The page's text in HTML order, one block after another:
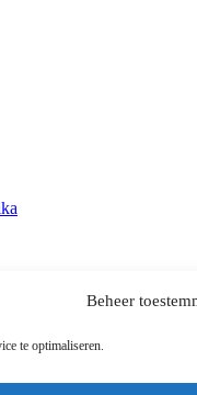
Beheer
te optimaliseren.